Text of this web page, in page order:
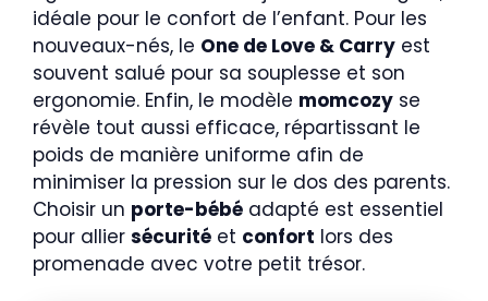
idéale pour le confort de l’enfant. Pour les
nouveaux-nés, le One de Love & Carry est
souvent salué pour sa souplesse et son
ergonomie. Enfin, le modèle momcozy se
révèle tout aussi efficace, répartissant le
poids de manière uniforme afin de
minimiser la pression sur le dos des parents.
Choisir un porte-bébé adapté est essentiel
pour allier sécurité et confort lors des
promenade avec votre petit trésor.